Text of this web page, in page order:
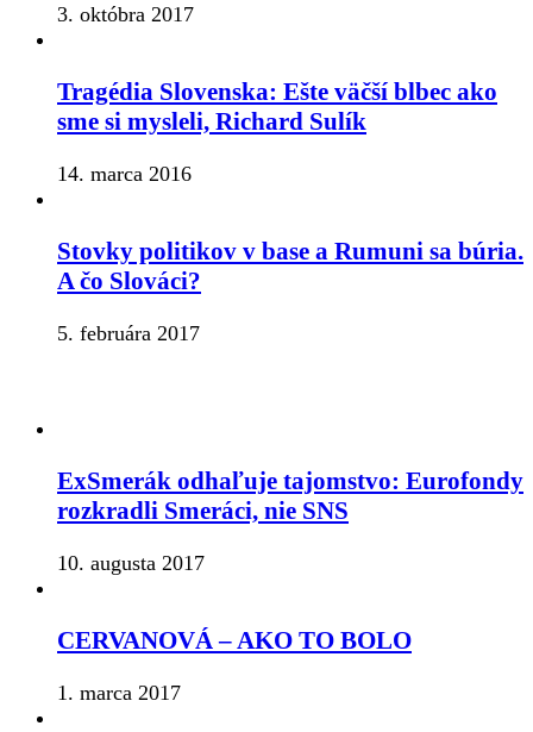
3. októbra 2017
Tragédia Slovenska: Ešte väčší blbec ako
sme si mysleli, Richard Sulík
14. marca 2016
Stovky politikov v base a Rumuni sa búria.
A čo Slováci?
5. februára 2017
ExSmerák odhaľuje tajomstvo: Eurofondy
rozkradli Smeráci, nie SNS
10. augusta 2017
CERVANOVÁ – AKO TO BOLO
1. marca 2017